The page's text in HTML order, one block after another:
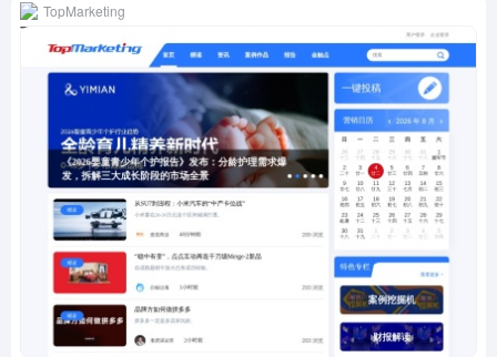
TopMarketing